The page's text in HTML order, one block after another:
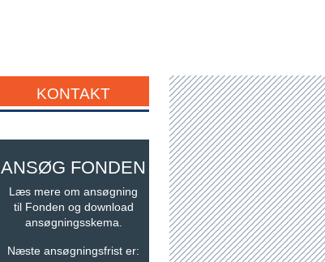
KONTAKT
ANSØG FONDEN
Læs mere om ansøgning
til Fonden og download
ansøgningsskema.
Næste ansøgningsfrist er: